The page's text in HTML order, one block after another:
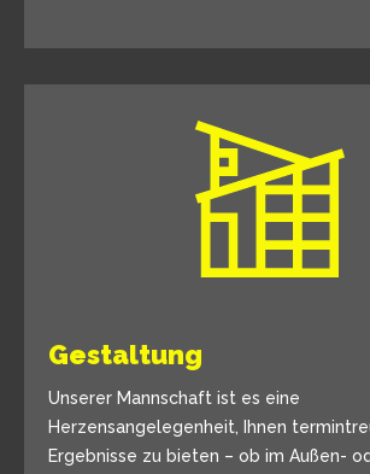
Gestaltung
Unserer Mannschaft ist es eine
Herzensangelegenheit, Ihnen
Ergebnisse zu bieten – ob im Außen-